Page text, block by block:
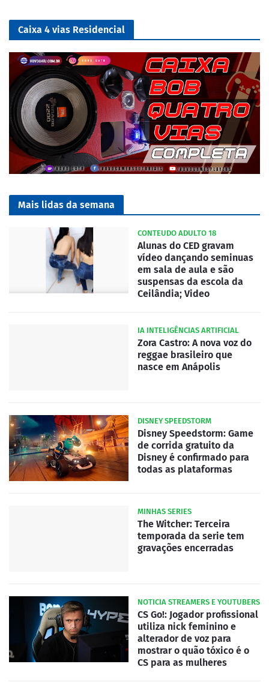
Caixa 4 vias Residencial
Mais lidas da semana
CONTEUDO ADULTO 18
Alunas do CED gravam
vídeo dançando seminuas
em sala de aula e são
suspensas da escola da
Ceilândia; Video
IA INTELIGÊNCIAS ARTIFICIAL
Zora Castro: A nova voz do
reggae brasileiro que
nasce em Anápolis
DISNEY SPEEDSTORM
Disney Speedstorm: Game
de corrida gratuito da
Disney é confirmado para
todas as plataformas
MINHAS SERIES
The Witcher: Terceira
temporada da serie tem
gravações encerradas
NOTICIA STREAMERS E YOUTUBERS
CS Go!: Jogador profissional
utiliza nick feminino e
alterador de voz para
mostrar o quão tóxico é o
CS para as mulheres